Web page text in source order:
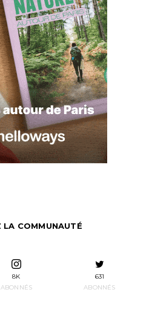
LA COMMUNAUTÉ
8K
ABONNÉS
631
ABONNÉS